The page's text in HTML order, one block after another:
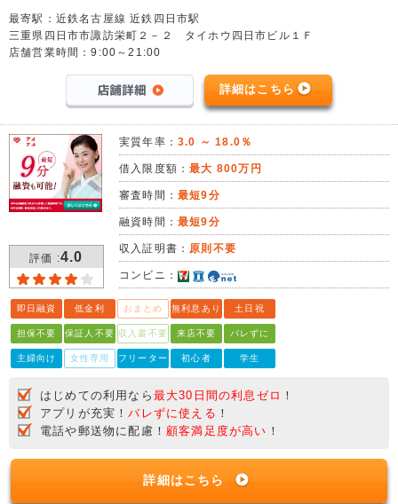
最寄駅：近鉄名古屋線 近鉄四日市駅
三重県四日市市諏訪栄町２－２ タイホウ四日市ビル１Ｆ
店舗営業時間：9:00～21:00
詳細はこちら
評価 :4.0
実質年率： 3.0 ～ 18.0％
借入限度額：最大 800万円
審査時間： 最短9分
融資時間： 最短9分
収入証明書： 原則不要
コンビニ：
即日融資 低金利 おまとめ 無利息あり 土日祝
担保不要 保証人不要 収入書不要 来店不要 バレずに
主婦向け 女性専用 フリーター 初心者 学生
はじめての利用なら 最大30日間の利息ゼロ ！
アプリが充実！バレずに使える ！
電話や郵送物に配慮！ 顧客満足度が高い ！
詳細はこちら